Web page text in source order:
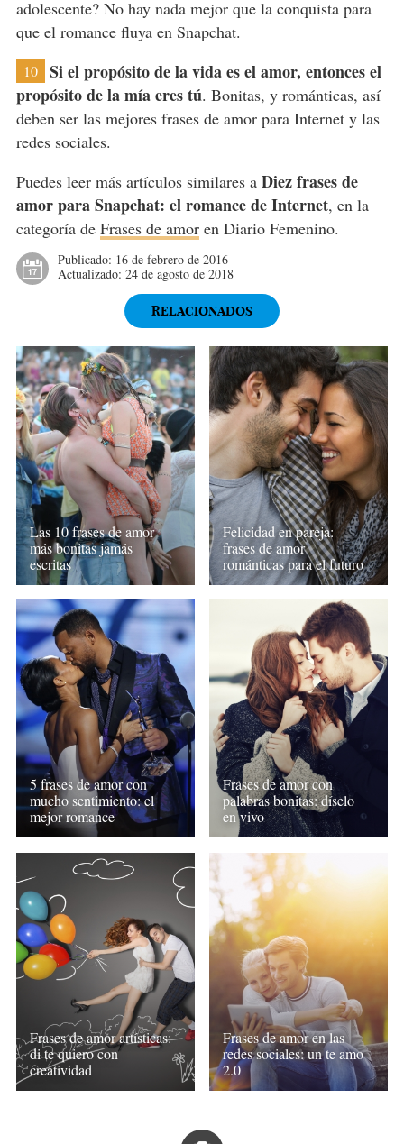
adolescente? No hay nada mejor que la conquista para
que el romance fluya en Snapchat.
10
Si el propósito de la vida es el amor, entonces el
propósito de la mía eres tú. Bonitas, y románticas, así
deben ser las mejores frases de amor para Internet y las
redes sociales.
Puedes leer más artículos similares a Diez frases de
amor para Snapchat: el romance de Internet, en la
categoría de Frases de amoren Diario Femenino.
Publicado: 16 de febrero de 2016
Actualizado: 24 de agosto de 2018
RELACIONADOS
Las 10 frases de amor
más bonitas jamás
escritas
Felicidad en pareja:
frases de amor
románticas para el futuro
5 frases de amor con
mucho sentimiento: el
mejor romance
Frases de amor con
palabras bonitas: díselo
en vivo
Frases de amor artísticas:
di te quiero con
creatividad
Frases de amor en las
redes sociales: un te amo
2.0